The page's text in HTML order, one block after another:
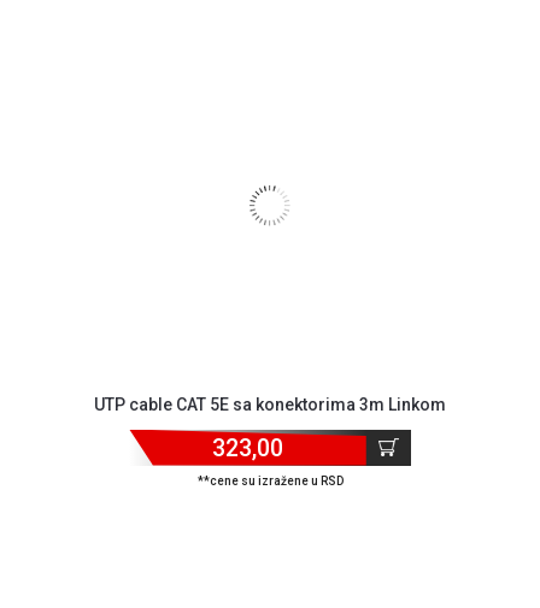
UTP cable CAT 5E sa konektorima 3m Linkom
323,00
**cene su izražene u RSD